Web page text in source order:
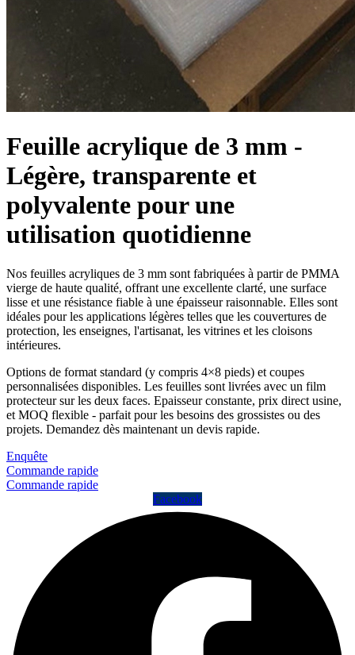
Feuille acrylique de 3 mm -
Légère, transparente et
polyvalente pour une
utilisation quotidienne
Nos feuilles acryliques de 3 mm sont fabriquées à partir de PMMA
vierge de haute qualité, offrant une excellente clarté, une surface
lisse et une résistance fiable à une épaisseur raisonnable. Elles sont
idéales pour les applications légères telles que les couvertures de
protection, les enseignes, l'artisanat, les vitrines et les cloisons
intérieures.
Options de format standard (y compris 4×8 pieds) et coupes
personnalisées disponibles. Les feuilles sont livrées avec un film
protecteur sur les deux faces. Epaisseur constante, prix direct usine,
et MOQ flexible - parfait pour les besoins des grossistes ou des
projets. Demandez dès maintenant un devis rapide.
Enquête
Commande rapide
Commande rapide
Facebook